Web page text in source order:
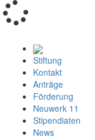
Stiftung
Kontakt
Anträge
Förderung
Neuwerk 11
Stipendiaten
News